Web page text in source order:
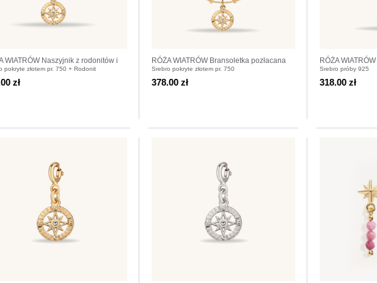
WIATRÓW Naszyjnik z rodonitów i
pozłacanego
pokryte złotem pr. 750 + Rodonit
zł
RÓŻA WIATRÓW Bransoletka pozłacana
Srebro pokryte złotem pr. 750
378.00 zł
RÓŻA
Srebro próby 925
318.00 zł